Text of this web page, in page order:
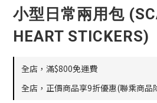
小型日常兩用包
HEART STICKERS)
全店，滿$800免運費
全店，正價商品享9折優惠(聯乘商品